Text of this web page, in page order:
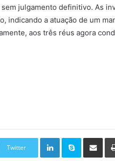
julgamento definitivo. As
indicando a atuação de um
aos três réus agora
Twitter
Linkedin Skype